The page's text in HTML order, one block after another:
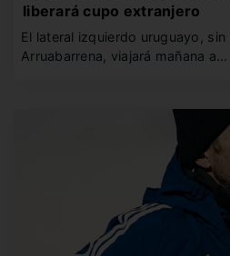
liberará cupo extranjero
El lateral izquierdo uruguayo,
Arruabarrena, viajará mañana a…